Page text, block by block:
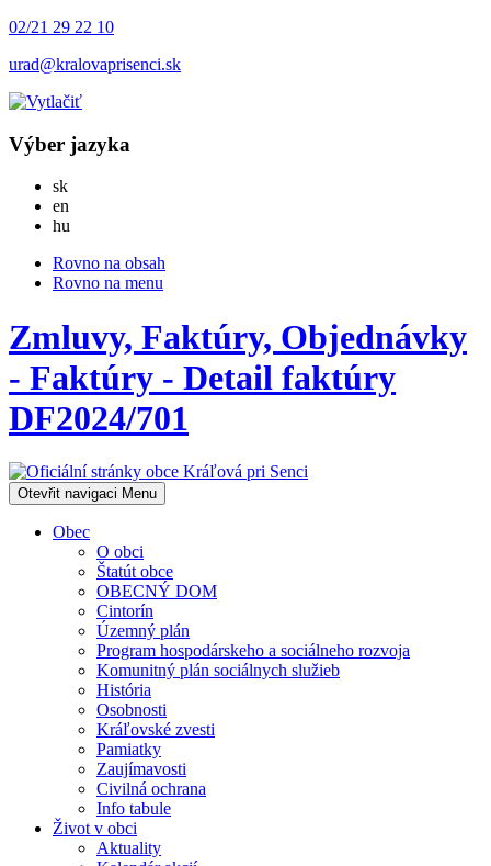
02/21 29 22 10
urad@kralovaprisenci.sk
Výber jazyka
skSlovensky
en
hu
Rovno na obsah
Rovno na menu
Zmluvy, Faktúry, Objednávky
- Faktúry - Detail faktúry
DF2024/701
Otevřit navigaci Menu
Obec
O obci
Štatút obce
OBECNÝ DOM
Cintorín
Územný plán
Program hospodárskeho a sociálneho rozvoja
Komunitný plán sociálnych služieb
História
Osobnosti
Kráľovské zvesti
Pamiatky
Zaujímavosti
Civilná ochrana
Info tabule
Život v obci
Aktuality